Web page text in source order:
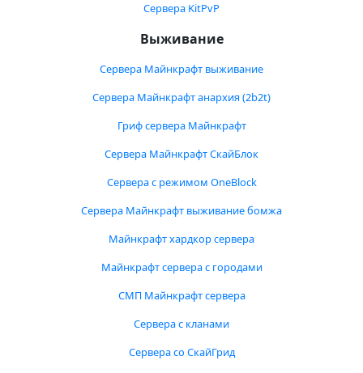
Сервера KitPvP
Выживание
Сервера Майнкрафт выживание
Сервера Майнкрафт анархия (2b2t)
Гриф сервера Майнкрафт
Сервера Майнкрафт СкайБлок
Сервера с режимом OneBlock
Сервера Майнкрафт выживание бомжа
Майнкрафт хардкор сервера
Майнкрафт сервера с городами
СМП Майнкрафт сервера
Сервера с кланами
Сервера со СкайГрид